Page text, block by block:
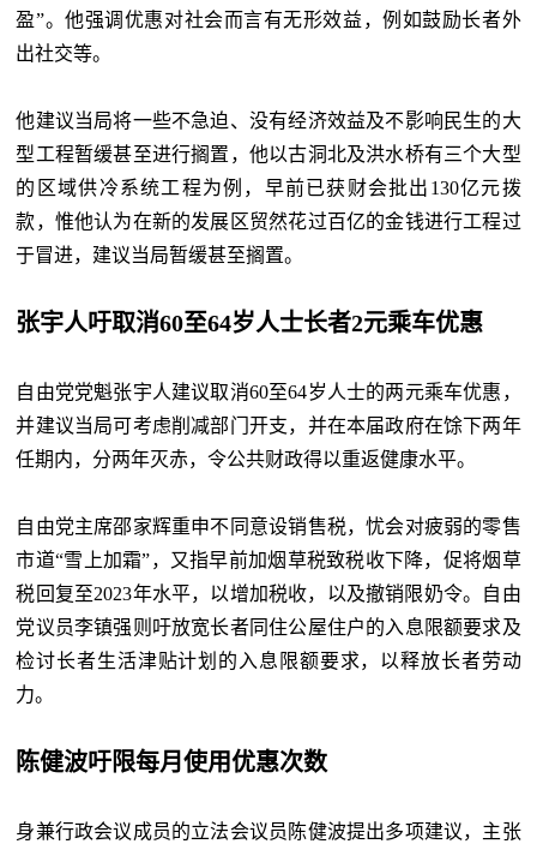
盈”。他强调优惠对社会而言有无形效益，例如鼓励长者外
出社交等。
他建议当局将一些不急迫、没有经济效益及不影响民生的大
型工程暂缓甚至进行搁置，他以古洞北及洪水桥有三个大型
的区域供冷系统工程为例 ，早前已获财会批出130亿元拨
款，惟他认为在新的发展区贸然花过百亿的金钱进行工程过
于冒进，建议当局暂缓甚至搁置。
张宇人吁取消60至64岁人士长者2元乘车优惠
自由党党魁张宇人建议取消60至64岁人士的两元乘车优惠，
并建议当局可考虑削减部门开支，并在本届政府在馀下两年
任期内，分两年灭赤，令公共财政得以重返健康水平。
自由党主席邵家辉重申不同意设销售税，忧会对疲弱的零售
市道“雪上加霜”，又指早前加烟草税致税收下降，促将烟草
税回复至2023年水平，以增加税收，以及撤销限奶令。自由
党议员李镇强则吁放宽长者同住公屋住户的入息限额要求及
检讨长者生活津贴计划的入息限额要求，以释放长者劳动
力。
陈健波吁限每月使用优惠次数
身兼行政会议成员的立法会议员陈健波提出多项建议，主张